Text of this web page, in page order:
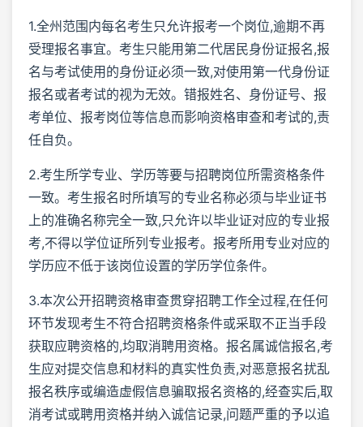
1.全州范围内每名考生只允许报考一个岗位,逾期不再
受理报名事宜。考生只能用第二代居民身份证报名,报
名与考试使用的身份证必须一致,对使用第一代身份证
报名或者考试的视为无效。错报姓名、身份证号、报
考单位、报考岗位等信息而影响资格审查和考试的,责
任自负。
2.考生所学专业、学历等要与招聘岗位所需资格条件
一致。考生报名时所填写的专业名称必须与毕业证书
上的准确名称完全一致,只允许以毕业证对应的专业报
考,不得以学位证所列专业报考。报考所用专业对应的
学历应不低于该岗位设置的学历学位条件。
3.本次公开招聘资格审查贯穿招聘工作全过程,在任何
环节发现考生不符合招聘资格条件或采取不正当手段
获取应聘资格的,均取消聘用资格。报名属诚信报名,考
生应对提交信息和材料的真实性负责,对恶意报名扰乱
报名秩序或编造虚假信息骗取报名资格的,经查实后,取
消考试或聘用资格并纳入诚信记录,问题严重的予以追